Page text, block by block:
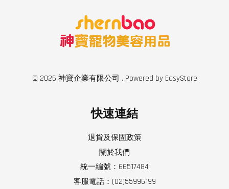
© 2026 神寶企業有限公司 . Powered by EasyStore
快速連結
退貨及保固政策
關於我們
統一編號：66517484
客服電話：(02)55996199